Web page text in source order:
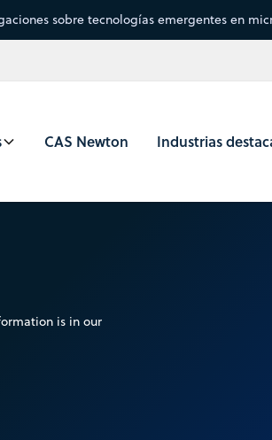
sobre tecnologías emergentes en
CAS Newton Industrias
is in our